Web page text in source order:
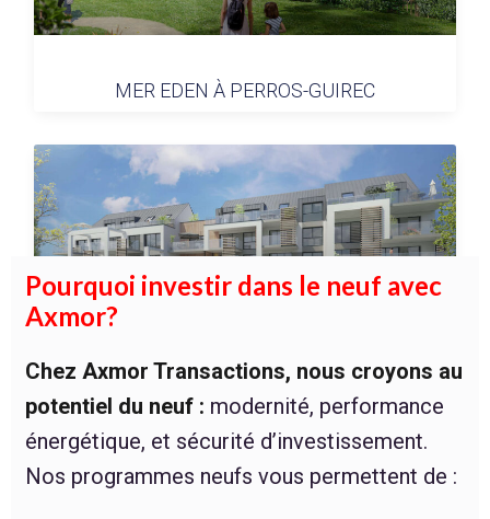
MER EDEN À PERROS-GUIREC
PERLA ROSA À LOUANNEC
Pourquoi investir dans le neuf avec
Axmor?
Chez Axmor Transactions, nous croyons au
potentiel du neuf : modernité, performance
énergétique, et sécurité d’investissement.
Nos programmes neufs vous permettent de :